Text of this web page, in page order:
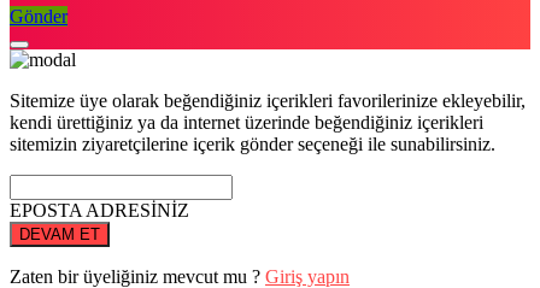
Gönder
Sitemize üye olarak beğendiğiniz içerikleri favorilerinize ekleyebilir,
kendi ürettiğiniz ya da internet üzerinde beğendiğiniz içerikleri
sitemizin ziyaretçilerine içerik gönder seçeneği ile sunabilirsiniz.
EPOSTA ADRESİNİZ
DEVAM ET
Zaten bir üyeliğiniz mevcut mu ? Giriş yapın